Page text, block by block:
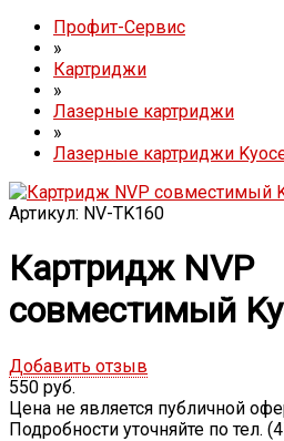
Профит-Сервис
»
Картриджи
»
Лазерные картриджи
»
Лазерные картриджи
Артикул: NV-TK160
Картридж NVP
совместимый
Добавить отзыв
550 руб.
Цена не является публичной
Подробности уточняйте по тел.